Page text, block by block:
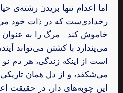
اما اعدام تنها بریدن رشته‌ی
رخدادی‌ست که در ذات خود
خاموش کند۔ مرگ را به عنوان
می‌پندارد با کشتن می‌تواند
است از اینکه زندگی، هر دم
می‌شکفد، و از دل همان
این چوبه‌های دار، در حقیقت